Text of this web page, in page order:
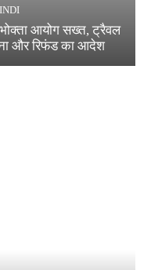
आयोग सख्त, ट्रैवल
और रिफंड का आदेश